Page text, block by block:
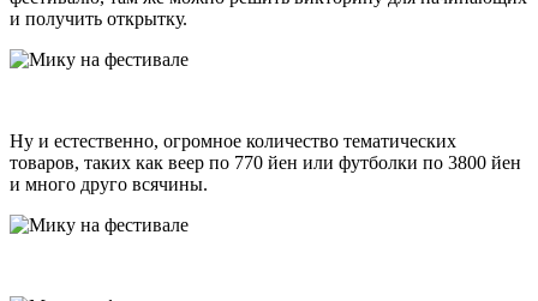
и получить открытку.
Ну и естественно, огромное количество тематических
товаров, таких как веер по 770 йен или футболки по 3800 йен
и много друго всячины.